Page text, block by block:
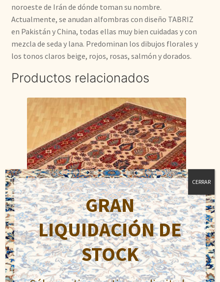
noroeste de Irán de dónde toman su nombre.
Actualmente, se anudan alfombras con diseño TABRIZ
en Pakistán y China, todas ellas muy bien cuidadas y con
mezcla de seda y lana. Predominan los dibujos florales y
los tonos claros beige, rojos, rosas, salmón y dorados.
Productos relacionados
Kazak Super Fino
GRAN
LIQUIDACIÓN DE
STOCK
CERRAR